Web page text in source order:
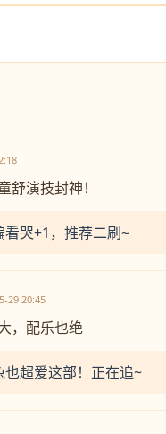
舒演技封神！
哭+1，推荐二刷~
，配乐也绝
超爱这部！正在追~